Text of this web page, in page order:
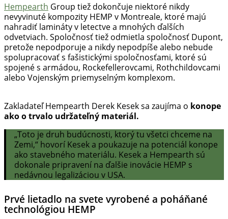
Hempearth Group tiež dokončuje niektoré nikdy
nevyvinuté kompozity HEMP v Montreale, ktoré majú
nahradiť lamináty v letectve a mnohých ďalších
odvetviach. Spoločnosť tiež odmietla spoločnosť Dupont,
pretože nepodporuje a nikdy nepodpíše alebo nebude
spolupracovať s fašistickými spoločnosťami, ktoré sú
spojené s armádou, Rockefellerovcami, Rothchildovcami
alebo Vojenským priemyselným komplexom.
Zakladateľ Hempearth Derek Kesek sa zaujíma o konope
ako o trvalo udržateľný materiál.
„Toto je druh budúcnosti, ktorý tu všetci chceme na
Zemi,“ hovorí Kesek a poukazuje na potenciál konope
ako stavebného materiálu. Kesek a Hempearth sú
dokonale pripravení na ďalšie inovácie HEMP s
nedávnou legalizáciou v USA.
Prvé lietadlo na svete vyrobené a poháňané
technológiou HEMP